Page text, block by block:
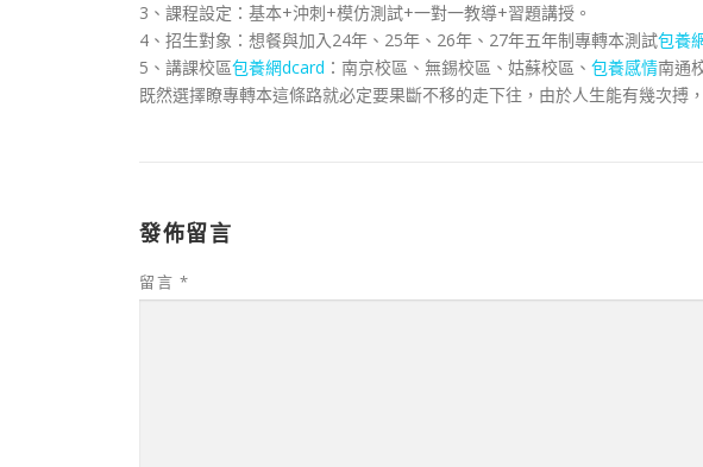
3、課程設定：基本+沖刺+模仿測試+一對一教導+習題講授。
4、招生對象：想餐與加入24年、25年、26年、27年五年制專轉本測試包養
5、講課校區包養網dcard ：南京校區、無錫校區、姑蘇校區、 包養感情南通
既然選擇瞭專轉本這條路就必定要果斷不移的走下往，由於人生能有幾次搏
發佈留言
留言 *